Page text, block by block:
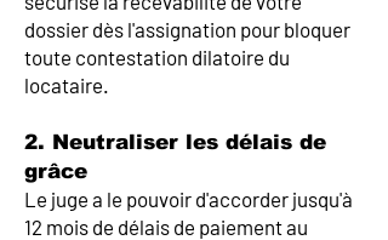
dossier dès l'assignation pour bloquer
toute contestation dilatoire du
locataire.
2. Neutraliser les délais de
grâce
Le juge a le pouvoir d'accorder jusqu'à
12 mois de délais de paiement au